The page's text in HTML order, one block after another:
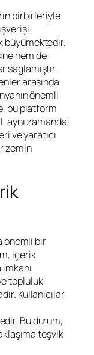
birbirleriyle
büyümektedir.
hem de
sağlamıştır.
arasında
önemli
bu platform
aynı zamanda
ve yaratıcı
zemin
önemli bir
içerik
topluluk
Kullanıcılar,
Bu durum,
teşvik